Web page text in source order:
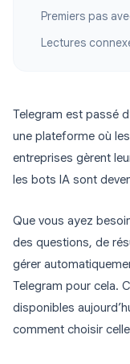
Premiers pas
Lectures
Telegram est passé
une plateforme où
entreprises gèrent
les bots IA sont
Que vous ayez
des questions, de
gérer
Telegram pour cela.
disponibles
comment choisir